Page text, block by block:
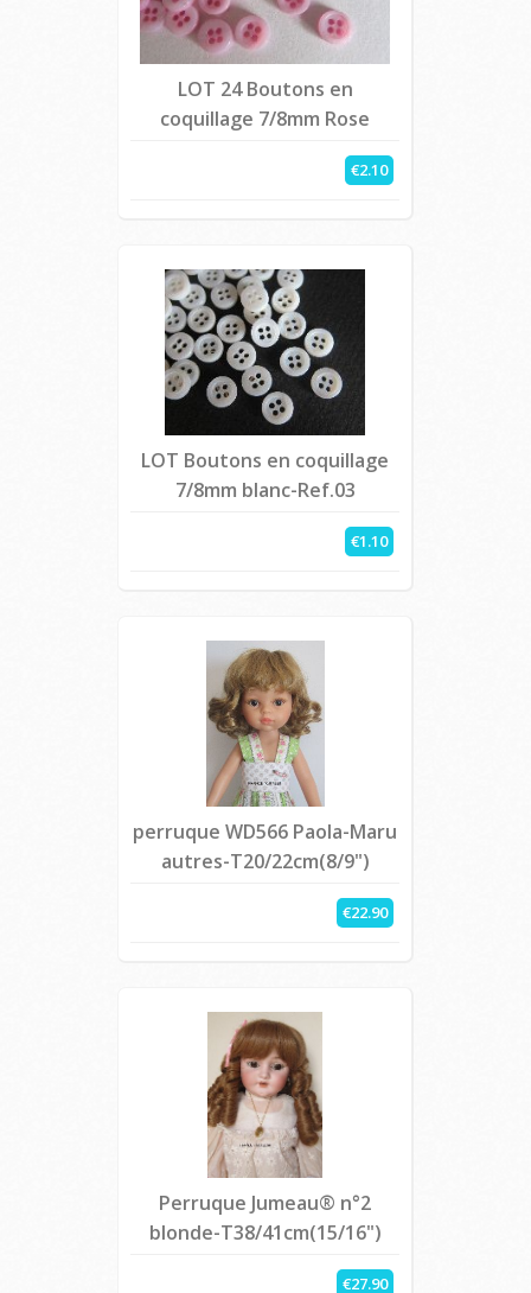
LOT 24 Boutons en
coquillage 7/8mm Rose
€2.10
LOT Boutons en coquillage
7/8mm blanc-Ref.03
€1.10
perruque WD566 Paola-Maru
autres-T20/22cm(8/9")
€22.90
Perruque Jumeau® n°2
blonde-T38/41cm(15/16")
€27.90